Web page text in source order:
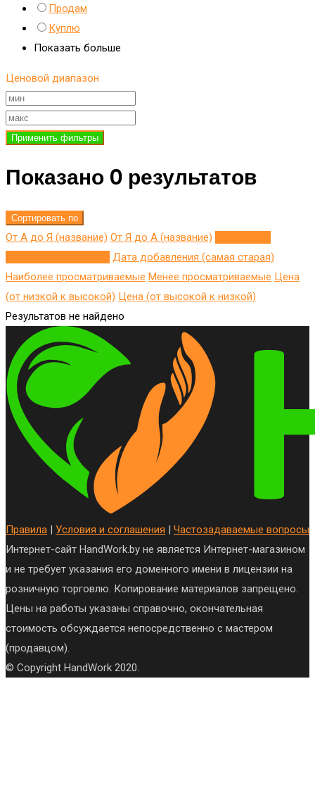
Продам
Куплю
Показать больше
Ценовой диапазон
Применить фильтры
Показано 0 результатов
Сортировать по
От А до Я (название) От Я до A (название)
Дата добавления (самая старая)
Наиболее просматриваемые Менее просматриваемые Цена
(от низкой к высокой) Цена (от высокой к низкой)
Результатов не найдено
Правила | Условия и соглашения | Частозадаваемые вопросы
Интернет-сайт HandWork.by не является Интернет-магазином
и не требует указания его доменного имени в лицензии на
розничную торговлю. Копирование материалов запрещено.
Цены на работы указаны справочно, окончательная
стоимость обсуждается непосредственно с мастером
(продавцом).
© Copyright HandWork 2020.